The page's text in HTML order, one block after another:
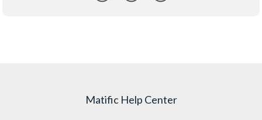
Matific Help Center